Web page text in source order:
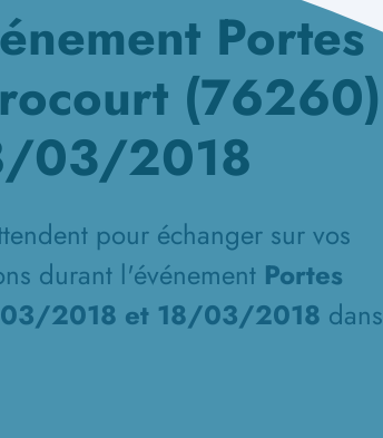
Portes
(76260)
03/2018
pour échanger sur vos
durant l'événement Portes
03/2018 et 18/03/2018 dans